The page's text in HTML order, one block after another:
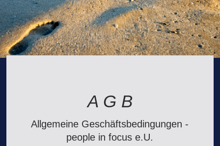
A G B
Allgemeine Geschäftsbedingungen -
people in focus e.U.